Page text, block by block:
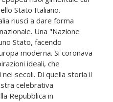
Stato Italiano.
riuscì a dare forma
Una "Nazione
Stato, facendo
moderna. Si coronava
ideali, che
quella storia il
celebrativa
Repubblica in